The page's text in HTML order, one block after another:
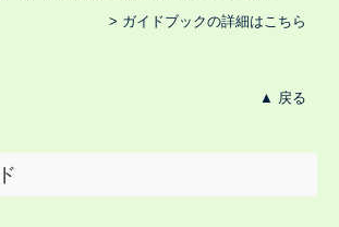
> ガイドブックの詳細はこちら
▲ 戻る